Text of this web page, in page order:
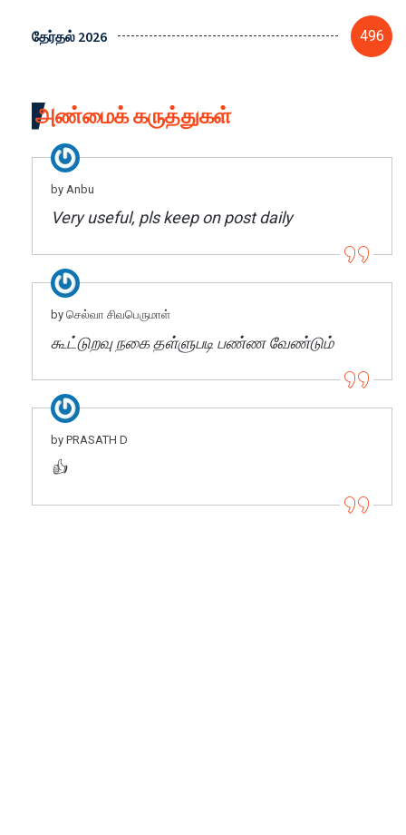
தேர்தல் 2026 496
அண்மைக் கருத்துகள்
by Anbu
Very useful, pls keep on post daily
by செல்வா சிவபெருமாள்
கூட்டுறவு நகை தள்ளுபடி பண்ண வேண்டும்
by PRASATH D
👍